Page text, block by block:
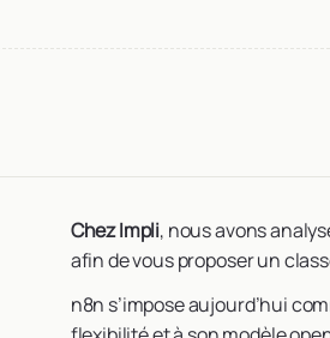
Chez Impli, nous avons
afin de vous proposer un
n8n s’impose aujourd’hui